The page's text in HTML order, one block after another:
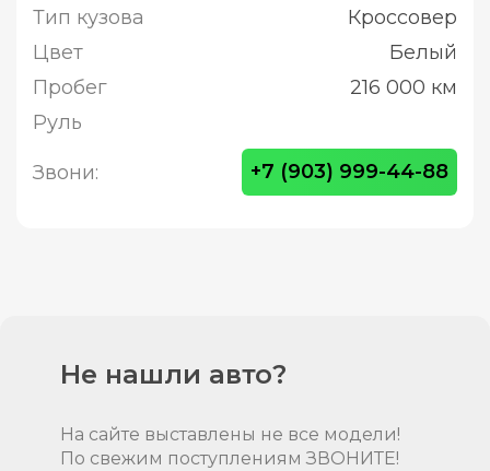
Тип кузова
Кроссовер
Цвет
Белый
Пробег
216 000 км
Руль
Звони: +7 (903) 999-44-88
Не нашли авто?
На сайте выставлены не все модели!
По свежим поступлениям ЗВОНИТЕ!